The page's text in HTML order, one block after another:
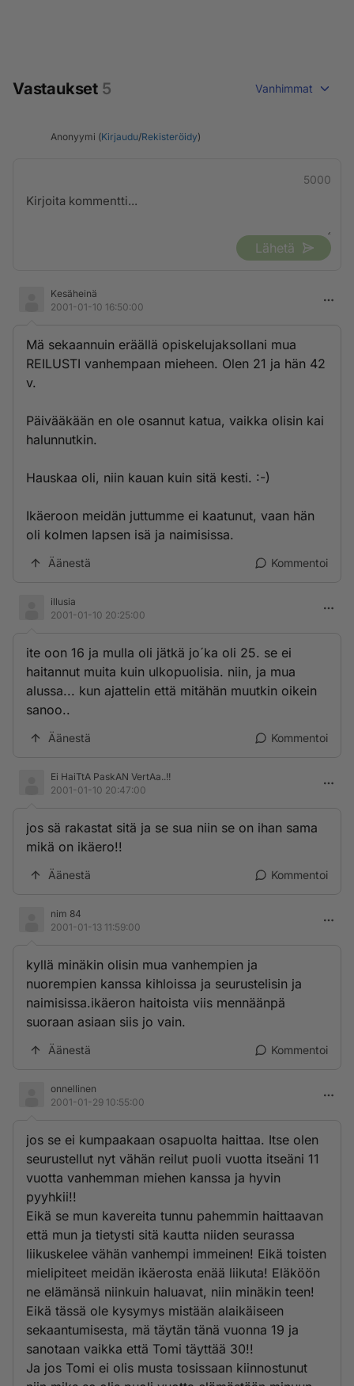
Vastaukset 5 Vanhimmat
Anonyymi (Kirjaudu/Rekisteröidy)
5000
Lähetä
Kesäheinä
2001-01-10 16:50:00
Mä sekaannuin eräällä opiskelujaksollani mua
REILUSTI vanhempaan mieheen. Olen 21 ja hän 42
v.
Päivääkään en ole osannut katua, vaikka olisin kai
halunnutkin.
Hauskaa oli, niin kauan kuin sitä kesti. :-)
Ikäeroon meidän juttumme ei kaatunut, vaan hän
oli kolmen lapsen isä ja naimisissa.
Äänestä Kommentoi
illusia
2001-01-10 20:25:00
ite oon 16 ja mulla oli jätkä jo´ka oli 25. se ei
haitannut muita kuin ulkopuolisia. niin, ja mua
alussa... kun ajattelin että mitähän muutkin oikein
sanoo..
Äänestä Kommentoi
Ei HaiTtA PaskAN VertAa..!!
2001-01-10 20:47:00
jos sä rakastat sitä ja se sua niin se on ihan sama
mikä on ikäero!!
Äänestä Kommentoi
nim 84
2001-01-13 11:59:00
kyllä minäkin olisin mua vanhempien ja
nuorempien kanssa kihloissa ja seurustelisin ja
naimisissa.ikäeron haitoista viis mennäänpä
suoraan asiaan siis jo vain.
Äänestä Kommentoi
onnellinen
2001-01-29 10:55:00
jos se ei kumpaakaan osapuolta haittaa. Itse olen
seurustellut nyt vähän reilut puoli vuotta itseäni 11
vuotta vanhemman miehen kanssa ja hyvin
pyyhkii!!
Eikä se mun kavereita tunnu pahemmin haittaavan
että mun ja tietysti sitä kautta niiden seurassa
liikuskelee vähän vanhempi immeinen! Eikä toisten
mielipiteet meidän ikäerosta enää liikuta! Eläköön
ne elämänsä niinkuin haluavat, niin minäkin teen!
Eikä tässä ole kysymys mistään alaikäiseen
sekaantumisesta, mä täytän tänä vuonna 19 ja
sanotaan vaikka että Tomi täyttää 30!!
Ja jos Tomi ei olis musta tosissaan kiinnostunut